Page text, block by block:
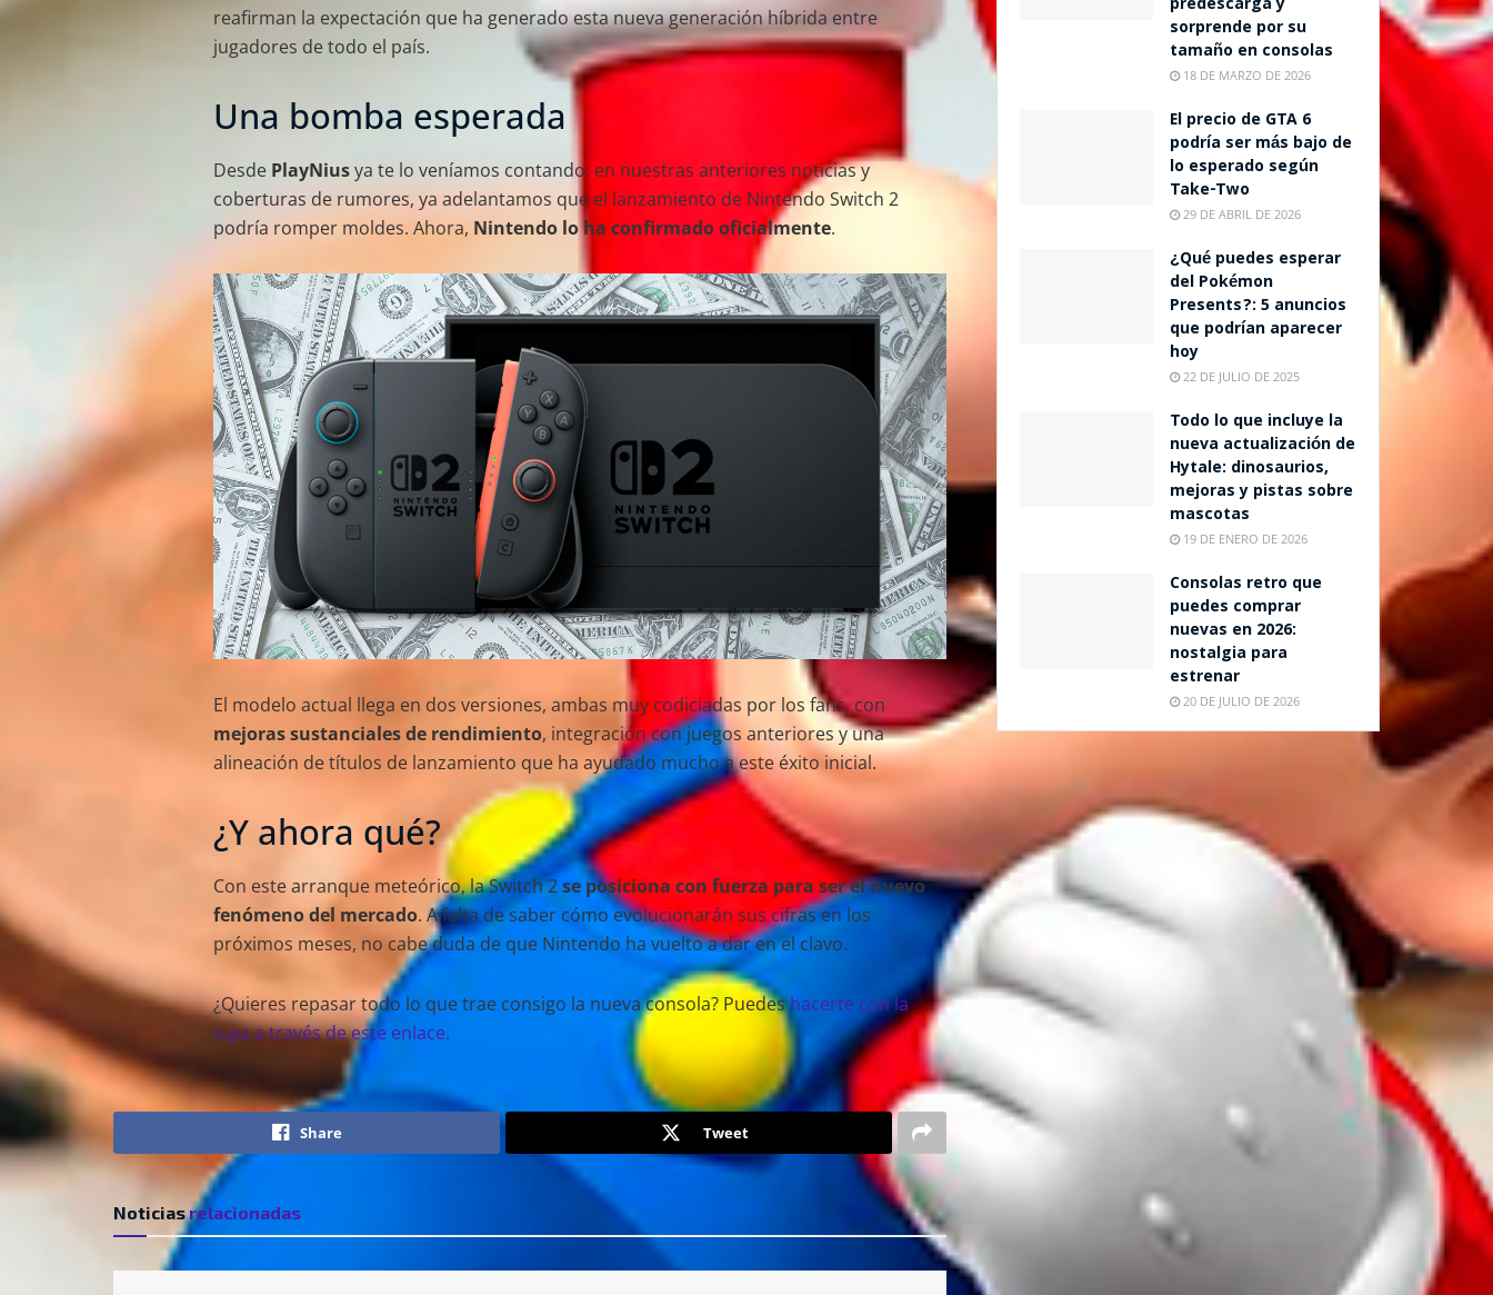
reafirman la expectación que ha generado esta nueva generación híbrida entre
jugadores de todo el país.
Una bomba esperada
Desde PlayNiusya te lo veníamos contando: en nuestras anteriores noticias y
coberturas de rumores, ya adelantamos que el lanzamiento de Nintendo Switch 2
podría romper moldes. Ahora, Nintendo lo ha confirmado oficialmente.
El modelo actual llega en dos versiones, ambas muy codiciadas por los fans, con
mejoras sustanciales de rendimiento, integración con juegos anteriores y una
alineación de títulos de lanzamiento que ha ayudado mucho a este éxito inicial.
¿Y ahora qué?
Con este arranque meteórico, la Switch 2se posiciona con fuerza para ser el nuevo
fenómeno del mercado. A falta de saber cómo evolucionarán sus cifras en los
próximos meses, no cabe duda de que Nintendo ha vuelto a dar en el clavo.
¿Quieres repasar todo lo que trae consigo la nueva consola? Puedeshacerte con la
tuya a través de este enlace.
Share Tweet
Noticiasrelacionadas
predescarga y
sorprende por su
tamaño en consolas
18 DE MARZO DE 2026
El precio de GTA 6
podría ser más bajo de
lo esperado según
Take-Two
29 DE ABRIL DE 2026
¿Qué puedes esperar
del Pokémon
Presents?: 5 anuncios
que podrían aparecer
hoy
22 DE JULIO DE 2025
Todo lo que incluye la
nueva actualización de
Hytale: dinosaurios,
mejoras y pistas sobre
mascotas
19 DE ENERO DE 2026
Consolas retro que
puedes comprar
nuevas en 2026:
nostalgia para
estrenar
20 DE JULIO DE 2026